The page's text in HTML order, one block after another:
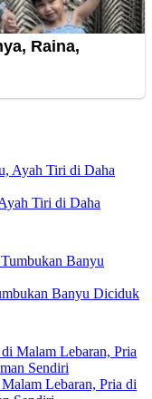
Tiri di Daha
Banyu Diciduk
Lebaran, Pria di